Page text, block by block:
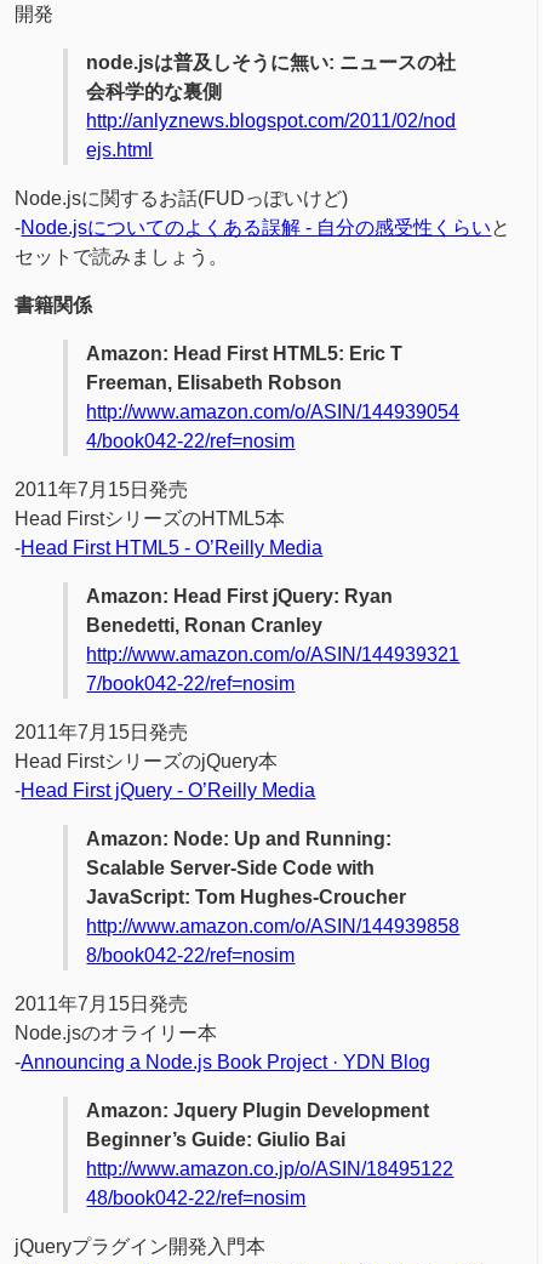
開発
node.jsは普及しそうに無い: ニュースの社
会科学的な裏側
http://anlyznews.blogspot.com/2011/02/nod
ejs.html
Node.jsに関するお話(FUDっぽいけど)
-Node.jsについてのよくある誤解 - 自分の感受性くらいと
セットで読みましょう。
書籍関係
Amazon: Head First HTML5: Eric T
Freeman, Elisabeth Robson
http://www.amazon.com/o/ASIN/144939054
4/book042-22/ref=nosim
2011年7月15日発売
Head FirstシリーズのHTML5本
-Head First HTML5 - O’Reilly Media
Amazon: Head First jQuery: Ryan
Benedetti, Ronan Cranley
http://www.amazon.com/o/ASIN/144939321
7/book042-22/ref=nosim
2011年7月15日発売
Head FirstシリーズのjQuery本
-Head First jQuery - O’Reilly Media
Amazon: Node: Up and Running:
Scalable Server-Side Code with
JavaScript: Tom Hughes-Croucher
http://www.amazon.com/o/ASIN/144939858
8/book042-22/ref=nosim
2011年7月15日発売
Node.jsのオライリー本
-Announcing a Node.js Book Project · YDN Blog
Amazon: Jquery Plugin Development
Beginner’s Guide: Giulio Bai
http://www.amazon.co.jp/o/ASIN/18495122
48/book042-22/ref=nosim
jQueryプラグイン開発入門本